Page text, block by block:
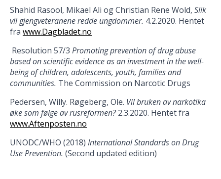
Shahid Rasool, Mikael Ali og Christian Rene Wold, Slik
vil gjengveteranene redde ungdommer. 4.2.2020. Hentet
fra www.Dagbladet.no
Resolution 57/3 Promoting prevention of drug abuse
based on scientific evidence as an investment in the well-
being of children, adolescents, youth, families and
communities. The Commission on Narcotic Drugs
Pedersen, Willy. Røgeberg, Ole. Vil bruken av narkotika
øke som følge av rusreformen?2.3.2020. Hentet fra
www.Aftenposten.no
UNODC/WHO (2018) International Standards on Drug
Use Prevention. (Second updated edition)